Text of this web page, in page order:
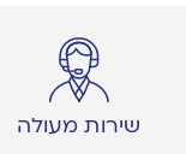
שירות מעולה